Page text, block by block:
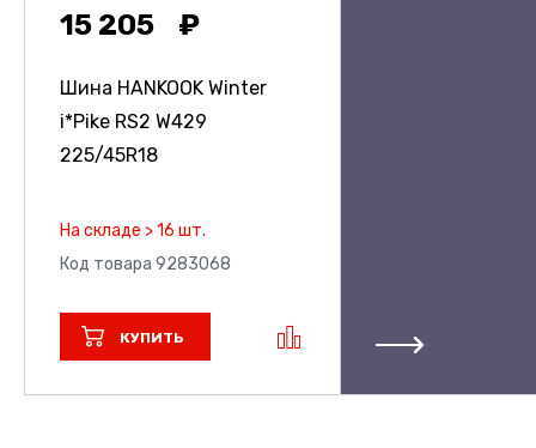
15 205
Шина HANKOOK Winter
i*Pike RS2 W429
225/45R18
На складе > 16 шт.
Код товара 9283068
КУПИТЬ